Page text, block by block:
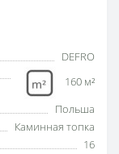
DEFRO
160 м²
Польша
Каминная топка
16